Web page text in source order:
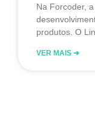
Na Forcoder,
produtos. O
VER MAIS ➔